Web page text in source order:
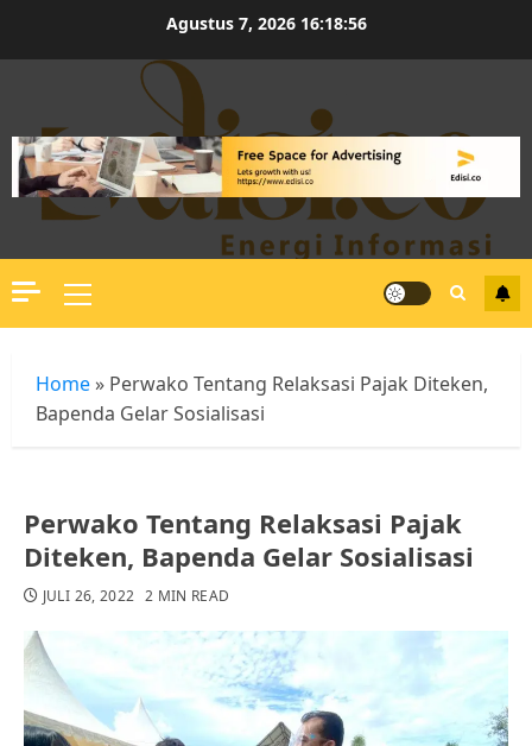
Agustus 7, 2026 16:18:57
Primary
Menu
Home » Perwako Tentang Relaksasi Pajak Diteken,
Bapenda Gelar Sosialisasi
Perwako Tentang Relaksasi Pajak
Diteken, Bapenda Gelar Sosialisasi
JULI 26, 2022 2 MIN READ